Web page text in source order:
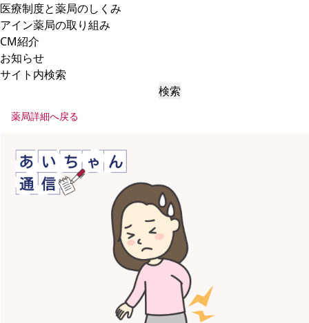
医療制度と薬局のしくみ
アイン薬局の取り組み
CM紹介
お知らせ
サイト内検索
検索
薬局詳細へ戻る